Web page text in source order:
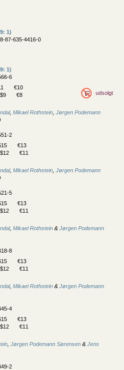
1)
87-635-4416-0
1)
6
€10
$9 €8 udsolgt
, Mikael Rothstein Jørgen Podemann
2
€13
$12 €11
, Mikael Rothstein Jørgen Podemann
5
€13
$12 €11
, Mikael Rothstein & Jørgen Podemann
8
€13
$12 €11
, Mikael Rothstein & Jørgen Podemann
4
€13
$12 €11
Jørgen Podemann Sørensen & Jens
2